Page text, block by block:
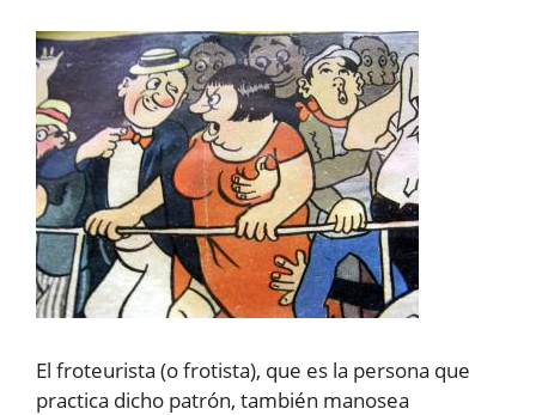
El froteurista (o frotista), que es la persona que
practica dicho patrón, también manosea